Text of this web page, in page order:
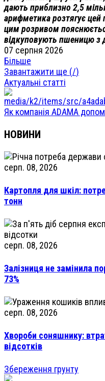
дають приблизно 2,5
арифметика розтягує цей
цим розривом
відкуповують пшеницю з
07 серпня 2026
Більше
Завантажити ще (/)
Актуальні статті
Як компанія ADAMA
НОВИНИ
серп. 08, 2026
Картопля для шкіл:
тонн
серп. 08, 2026
Залізниця не замінила
73%
серп. 08, 2026
Хвороби соняшнику:
відсотків
Збереження грунту